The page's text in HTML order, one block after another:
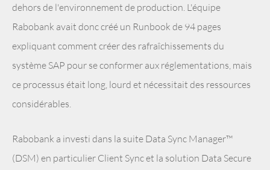
dehors de l'environnement de production. L'équipe
Rabobank avait donc créé un Runbook de 94 pages
expliquant comment créer des rafraîchissements du
système SAP pour se conformer aux réglementations, mais
ce processus était long, lourd et nécessitait des ressources
considérables.
Rabobank a investi dans la suite Data Sync Manager™
(DSM) en particulier Client Sync et la solution Data Secure